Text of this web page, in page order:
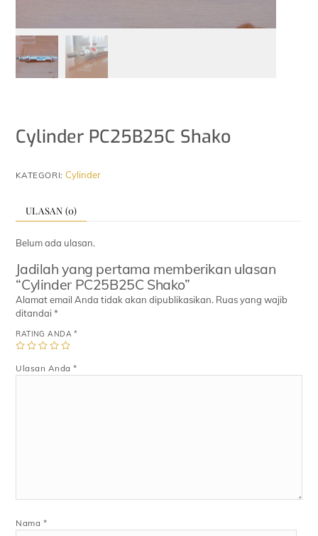
Cylinder PC25B25C Shako
KATEGORI:Cylinder
ULASAN (0)
Belum ada ulasan.
Jadilah yang pertama memberikan ulasan
“Cylinder PC25B25C Shako”
Alamat email Anda tidak akan dipublikasikan. Ruas yang wajib
ditandai*
RATING ANDA*
Ulasan Anda*
Nama *